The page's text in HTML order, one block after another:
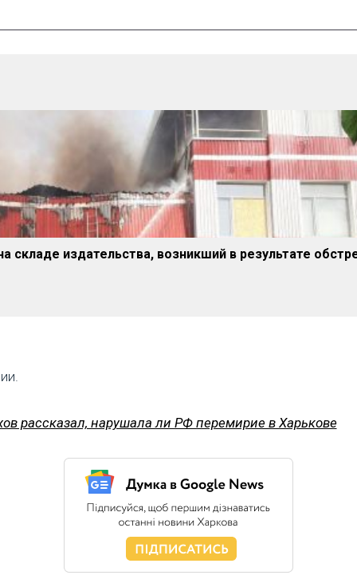
издательства, возникший в результате
рассказал, нарушала ли РФ перемирие в Харькове